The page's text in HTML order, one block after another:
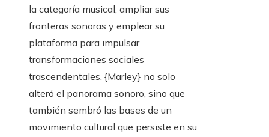
la categoría musical, ampliar sus
fronteras sonoras y emplear su
plataforma para impulsar
transformaciones sociales
trascendentales, {Marley} no solo
alteró el panorama sonoro, sino que
también sembró las bases de un
movimiento cultural que persiste en su